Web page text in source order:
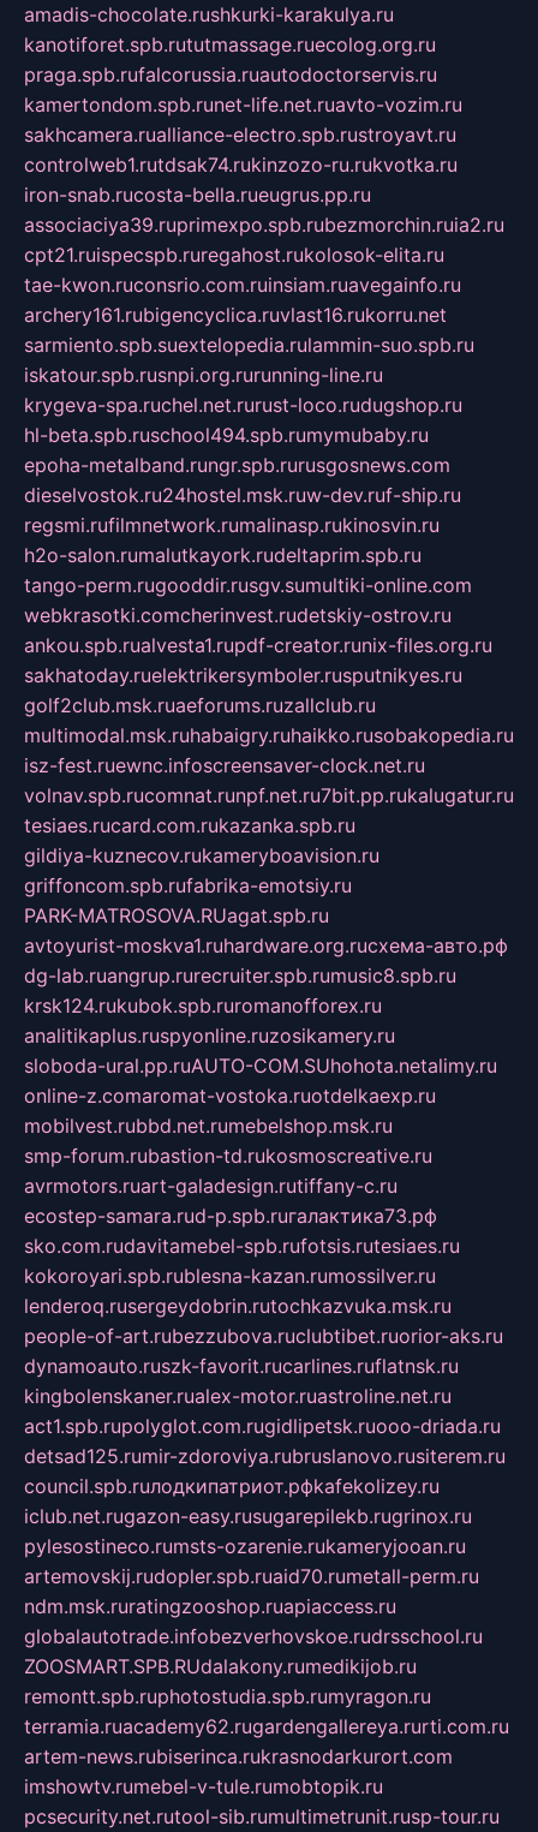
amadis-chocolate.rushkurki-karakulya.ru
kanotiforet.spb.rututmassage.ruecolog.org.ru
praga.spb.rufalcorussia.ruautodoctorservis.ru
kamertondom.spb.runet-life.net.ruavto-vozim.ru
sakhcamera.rualliance-electro.spb.rustroyavt.ru
controlweb1.rutdsak74.rukinzozo-ru.rukvotka.ru
iron-snab.rucosta-bella.rueugrus.pp.ru
associaciya39.ruprimexpo.spb.rubezmorchin.ruia2.ru
cpt21.ruispecspb.ruregahost.rukolosok-elita.ru
tae-kwon.ruconsrio.com.ruinsiam.ruavegainfo.ru
archery161.rubigencyclica.ruvlast16.rukorru.net
sarmiento.spb.suextelopedia.rulammin-suo.spb.ru
iskatour.spb.rusnpi.org.rurunning-line.ru
krygeva-spa.ruchel.net.rurust-loco.rudugshop.ru
hl-beta.spb.ruschool494.spb.rumymubaby.ru
epoha-metalband.rungr.spb.rurusgosnews.com
dieselvostok.ru24hostel.msk.ruw-dev.ruf-ship.ru
regsmi.rufilmnetwork.rumalinasp.rukinosvin.ru
h2o-salon.rumalutkayork.rudeltaprim.spb.ru
tango-perm.rugooddir.rusgv.sumultiki-online.com
webkrasotki.comcherinvest.rudetskiy-ostrov.ru
ankou.spb.rualvesta1.rupdf-creator.runix-files.org.ru
sakhatoday.ruelektrikersymboler.rusputnikyes.ru
golf2club.msk.ruaeforums.ruzallclub.ru
multimodal.msk.ruhabaigry.ruhaikko.rusobakopedia.ru
isz-fest.ruewnc.infoscreensaver-clock.net.ru
volnav.spb.rucomnat.runpf.net.ru7bit.pp.rukalugatur.ru
tesiaes.rucard.com.rukazanka.spb.ru
gildiya-kuznecov.rukameryboavision.ru
griffoncom.spb.rufabrika-emotsiy.ru
PARK-MATROSOVA.RUagat.spb.ru
avtoyurist-moskva1.ruhardware.org.ruсхема-авто.рф
dg-lab.ruangrup.rurecruiter.spb.rumusic8.spb.ru
krsk124.rukubok.spb.ruromanofforex.ru
analitikaplus.ruspyonline.ruzosikamery.ru
sloboda-ural.pp.ruAUTO-COM.SUhohota.netalimy.ru
online-z.comaromat-vostoka.ruotdelkaexp.ru
mobilvest.rubbd.net.rumebelshop.msk.ru
smp-forum.rubastion-td.rukosmoscreative.ru
avrmotors.ruart-galadesign.rutiffany-c.ru
ecostep-samara.rud-p.spb.ruгалактика73.рф
sko.com.rudavitamebel-spb.rufotsis.rutesiaes.ru
kokoroyari.spb.rublesna-kazan.rumossilver.ru
lenderoq.rusergeydobrin.rutochkazvuka.msk.ru
people-of-art.rubezzubova.ruclubtibet.ruorior-aks.ru
dynamoauto.ruszk-favorit.rucarlines.ruflatnsk.ru
kingbolenskaner.rualex-motor.ruastroline.net.ru
act1.spb.rupolyglot.com.rugidlipetsk.ruooo-driada.ru
detsad125.rumir-zdoroviya.rubruslanovo.rusiterem.ru
council.spb.ruлодкипатриот.рфkafekolizey.ru
iclub.net.rugazon-easy.rusugarepilekb.rugrinox.ru
pylesostineco.rumsts-ozarenie.rukameryjooan.ru
artemovskij.rudopler.spb.ruaid70.rumetall-perm.ru
ndm.msk.ruratingzooshop.ruapiaccess.ru
globalautotrade.infobezverhovskoe.rudrsschool.ru
ZOOSMART.SPB.RUdalakony.rumedikijob.ru
remontt.spb.ruphotostudia.spb.rumyragon.ru
terramia.ruacademy62.rugardengallereya.rurti.com.ru
artem-news.rubiserinca.rukrasnodarkurort.com
imshowtv.rumebel-v-tule.rumobtopik.ru
pcsecurity.net.rutool-sib.rumultimetrunit.rusp-tour.ru